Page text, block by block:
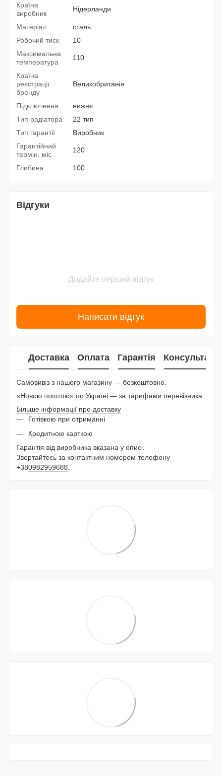
Країна
виробник
Нідерланди
Матеріал
сталь
Робочий тиск
10
Максимальна
температура
110
Країна
реєстрації
бренду
Великобританія
Підключення
нижнє
Тип радіатора
22 тип
Тип гарантії
Виробник
Гарантійний
термін, міс.
120
Глибина 100
Відгуки
Додайте перший відгук
Написати відгук
Доставка Оплата Гарантія Консультація
Самовивіз з нашого магазину — безкоштовно.
«Новою поштою» по Україні — за тарифами перевізника.
Більше інформації про доставку
Готівкою при отриманні
Кредитною карткою
Гарантія від виробника вказана у описі.
Звертайтесь за контактним номером телефону
+380982959688